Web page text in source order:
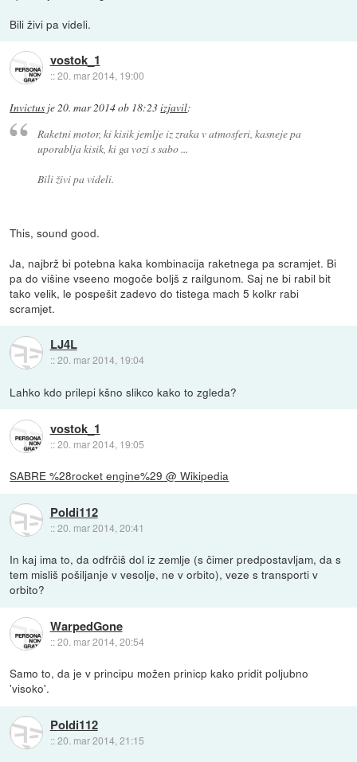
Bili živi pa videli.
vostok_1
::20. mar 2014, 19:00
Invictus je20. mar 2014 ob 18:23izjavil:
Raketni motor, ki kisik jemlje iz zraka v atmosferi, kasneje pa
uporablja kisik, ki ga vozi s sabo ...
Bili živi pa videli.
This, sound good.
Ja, najbrž bi potebna kaka kombinacija raketnega pa scramjet. Bi
pa do višine vseeno mogoče boljš z railgunom. Saj ne bi rabil bit
tako velik, le pospešit zadevo do tistega mach 5 kolkr rabi
scramjet.
LJ4L
::20. mar 2014, 19:04
Lahko kdo prilepi kšno slikco kako to zgleda?
vostok_1
::20. mar 2014, 19:05
SABRE %28rocket engine%29 @ Wikipedia
Poldi112
::20. mar 2014, 20:41
In kaj ima to, da odfrčiš dol iz zemlje (s čimer predpostavljam, da s
tem misliš pošiljanje v vesolje, ne v orbito), veze s transporti v
orbito?
WarpedGone
::20. mar 2014, 20:54
Samo to, da je v principu možen prinicp kako pridit poljubno
'visoko'.
Poldi112
::20. mar 2014, 21:15